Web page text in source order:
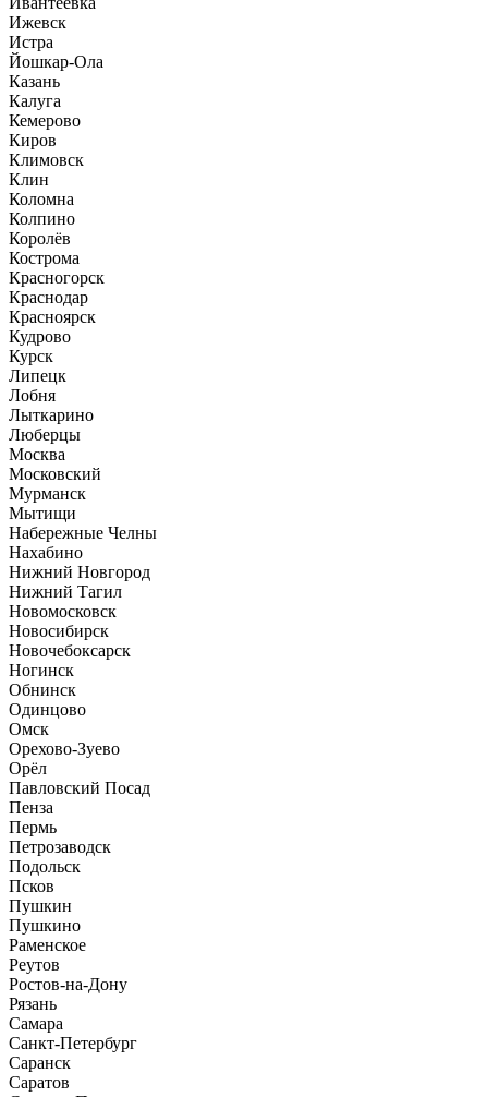
Ижевск
Истра
Йошкар-Ола
Казань
Калуга
Кемерово
Киров
Климовск
Клин
Коломна
Колпино
Королёв
Кострома
Красногорск
Краснодар
Красноярск
Кудрово
Курск
Липецк
Лобня
Лыткарино
Люберцы
Москва
Московский
Мурманск
Мытищи
Набережные Челны
Нахабино
Нижний Новгород
Нижний Тагил
Новомосковск
Новосибирск
Новочебоксарск
Ногинск
Обнинск
Одинцово
Омск
Орехово-Зуево
Орёл
Павловский Посад
Пенза
Пермь
Петрозаводск
Подольск
Псков
Пушкин
Пушкино
Раменское
Реутов
Ростов-на-Дону
Рязань
Самара
Санкт-Петербург
Саранск
Саратов